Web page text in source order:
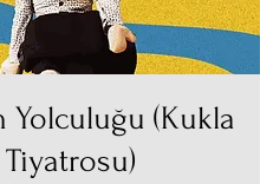
Yolculuğu (Kukla
Tiyatrosu)